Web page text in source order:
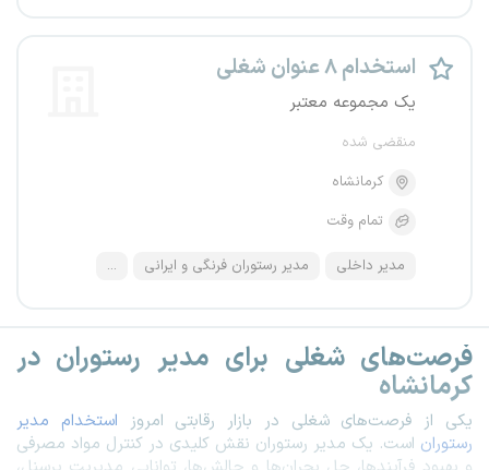
استخدام ۸ عنوان شغلی
یک مجموعه معتبر
منقضی شده
کرمانشاه
تمام وقت
مدیر داخلی مدیر رستوران فرنگی و ایرانی ...
فرصت‌های شغلی برای مدیر رستوران در
کرمانشاه
یکی از فرصت‌های شغلی در بازار رقابتی امروز استخدام مدیر
رستوران است. یک مدیر رستوران نقش کلیدی در کنترل مواد مصرفی